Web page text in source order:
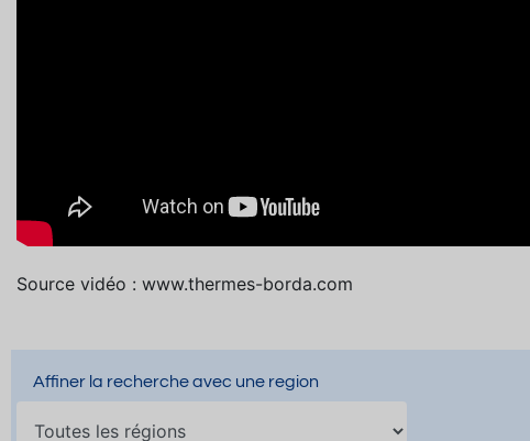
Source vidéo : www.thermes-borda.com
Affiner la recherche avec une region